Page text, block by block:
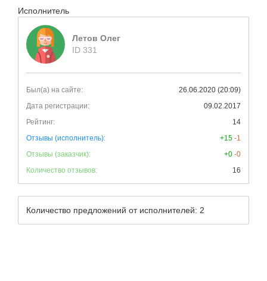
Исполнитель
Летов Олег
ID 331
Был(а) на сайте:
26.06.2020 (20:09)
Дата регистрации:
09.02.2017
Рейтинг:
14
Отзывы (исполнитель):
+15 -1
Отзывы (заказчик):
+0 -0
Количество отзывов:
16
Количество предложений от исполнителей: 2